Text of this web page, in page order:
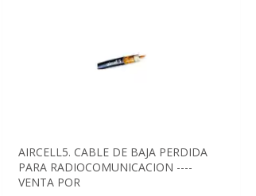
AIRCELL5. CABLE DE BAJA PERDIDA
PARA RADIOCOMUNICACION ----
VENTA POR